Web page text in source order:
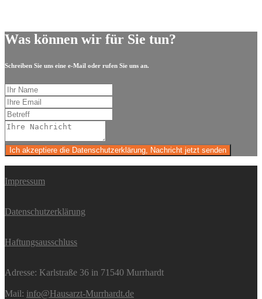
Was können wir für Sie tun?
Schreiben Sie uns eine e-Mail oder rufen Sie uns an.
Ich akzeptiere die Datenschutzerklärung, Nachricht jetzt senden
Impressum
Datenschutzerklärung
Haftungsausschluss
Adresse: Karlstraße 36 in 71540 Murrhardt
Mail: info@Hausarzt-Murrhardt.de